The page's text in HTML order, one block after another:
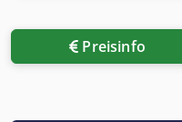
Preisinfo